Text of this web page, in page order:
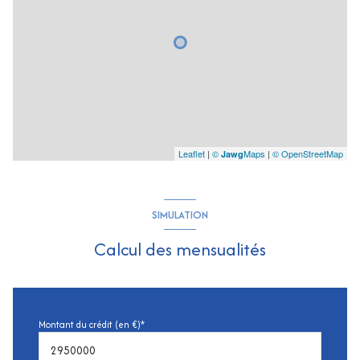
Leaflet | © JawgMaps | © OpenStreetMap
SIMULATION
Calcul des mensualités
Montant du crédit (en €)*